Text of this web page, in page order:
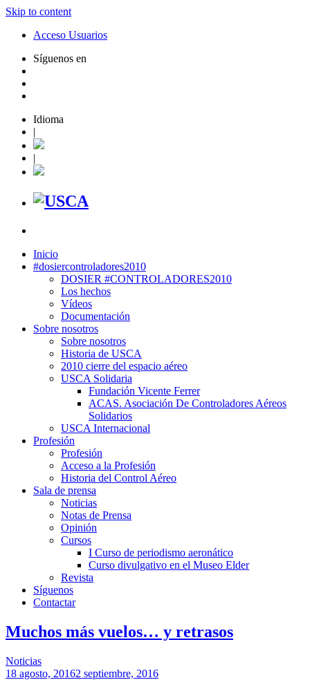
Skip to content
Acceso Usuarios
Síguenos en
Idioma
|
|
Inicio
#dosiercontroladores2010
DOSIER #CONTROLADORES2010
Los hechos
Vídeos
Documentación
Sobre nosotros
Sobre nosotros
Historia de USCA
2010 cierre del espacio aéreo
USCA Solidaria
Fundación Vicente Ferrer
ACAS. Asociación De Controladores Aéreos
Solidarios
USCA Internacional
Profesión
Profesión
Acceso a la Profesión
Historia del Control Aéreo
Sala de prensa
Noticias
Notas de Prensa
Opinión
Cursos
I Curso de periodismo aeronático
Curso divulgativo en el Museo Elder
Revista
Síguenos
Contactar
Muchos más vuelos… y retrasos
Noticias
18 agosto, 20162 septiembre, 2016